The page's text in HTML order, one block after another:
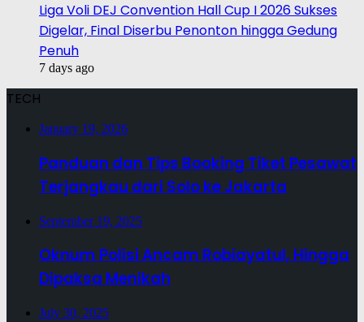
Liga Voli DEJ Convention Hall Cup I 2026 Sukses
Digelar, Final Diserbu Penonton hingga Gedung
Penuh
7 days ago
TECH
January 19, 2026
Panduan dan Tips Booking Tiket Pesawat
Terjangkau dari Solo ke Jakarta
September 19, 2025
Oknum Polisi Ancam Robiayatul, Hingga
Dipaksa Menikah
July 30, 2025